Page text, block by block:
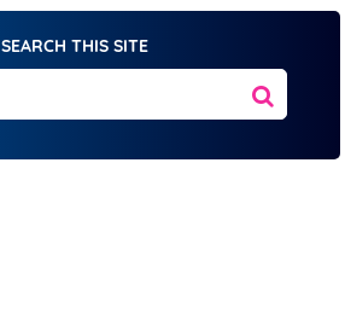
SEARCH THIS SITE